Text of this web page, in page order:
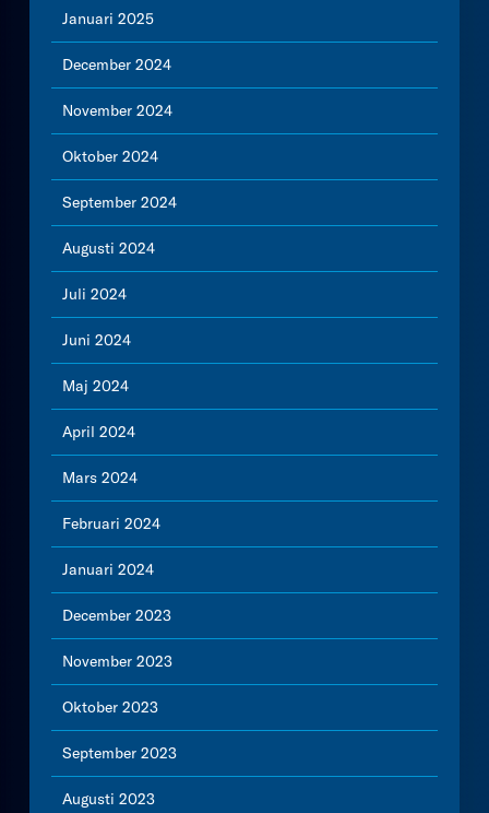
Januari 2025
December 2024
November 2024
Oktober 2024
September 2024
Augusti 2024
Juli 2024
Juni 2024
Maj 2024
April 2024
Mars 2024
Februari 2024
Januari 2024
December 2023
November 2023
Oktober 2023
September 2023
Augusti 2023